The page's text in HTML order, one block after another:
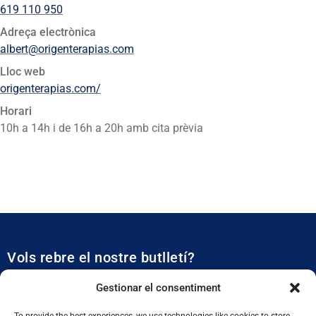
Gestionar el consentiment
619 110 950
Adreça electrònica
albert@origenterapias.com
Lloc web
origenterapias.com/
Horari
10h a 14h i de 16h a 20h amb cita prèvia
Vols rebre el nostre butlletí?